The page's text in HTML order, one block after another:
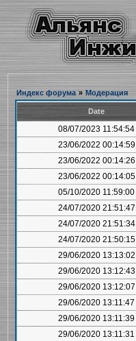
Индекс форума » Модерация
Date
08/07/2023 11:54:54
23/06/2022 00:14:59
23/06/2022 00:14:26
23/06/2022 00:14:05
05/10/2020 11:59:00
24/07/2020 21:51:47
24/07/2020 21:51:34
24/07/2020 21:50:15
29/06/2020 13:13:02
29/06/2020 13:12:43
29/06/2020 13:12:07
29/06/2020 13:11:47
29/06/2020 13:11:39
29/06/2020 13:11:31